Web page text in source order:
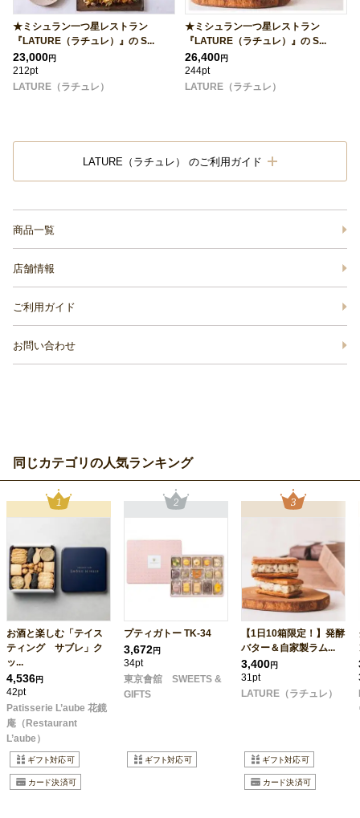
★ミシュラン一つ星レストラン
『LATURE（ラチュレ）』の S...
23,000円
212pt
LATURE（ラチュレ）
★ミシュラン一つ星レストラン
『LATURE（ラチュレ）』の S...
26,400円
244pt
LATURE（ラチュレ）
LATURE（ラチュレ） のご利用ガイド
商品一覧
店舗情報
ご利用ガイド
お問い合わせ
同じカテゴリの人気ランキング
お酒と楽しむ「テイス
ティング サブレ」ク
ッ...
4,536円
42pt
Patisserie L’aube 花鏡
庵（Restaurant
L’aube）
プティガトー TK-34
3,672円
34pt
東京會舘 SWEETS &
GIFTS
【1日10箱限定！】発酵
バター＆自家製ラム...
3,400円
31pt
LATURE（ラチュレ）